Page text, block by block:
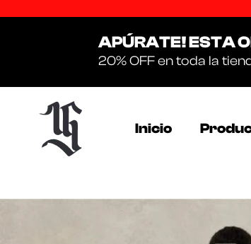
APÚRATE! ESTA
20% OFF en toda la
Inicio